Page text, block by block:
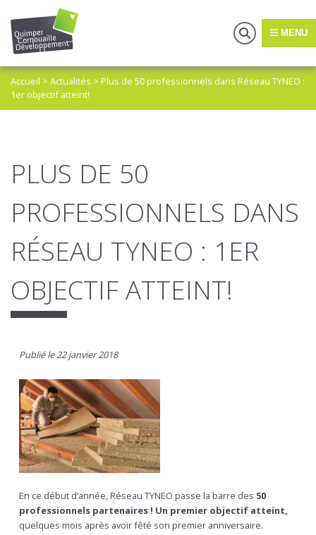
MENU
Accueil > Actualités > Plus de 50 professionnels dans Réseau TYNEO :
1er objectif atteint!
PLUS DE 50
PROFESSIONNELS DANS
RÉSEAU TYNEO : 1ER
OBJECTIF ATTEINT!
Publié le 22 janvier 2018
En ce début d’année, Réseau TYNEO passe la barre des 50
professionnels partenaires ! Un premier objectif atteint,
quelques mois après avoir fêté son premier anniversaire.